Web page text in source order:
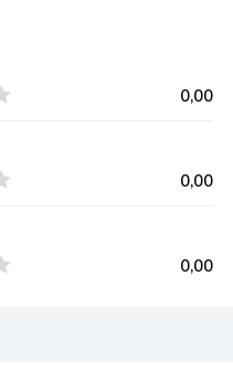
0,00
0,00
0,00